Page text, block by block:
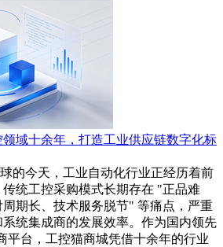
域十余年，打造工业供应链数字化标
的今天，工业自动化行业正经历着前
统工控采购模式长期存在 "正品难
期长、技术服务脱节" 等痛点，严重
统集成商的发展效率。作为国内领先
平台，工控猫商城凭借十余年的行业